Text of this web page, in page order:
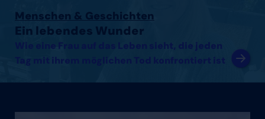
Menschen & Geschichten
Ein lebendes Wunder
Wie eine Frau auf das Leben sieht, die jeden
Tag mit ihrem möglichen Tod konfrontiert ist